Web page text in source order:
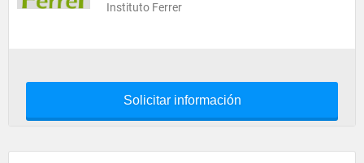
Instituto Ferrer
Solicitar información